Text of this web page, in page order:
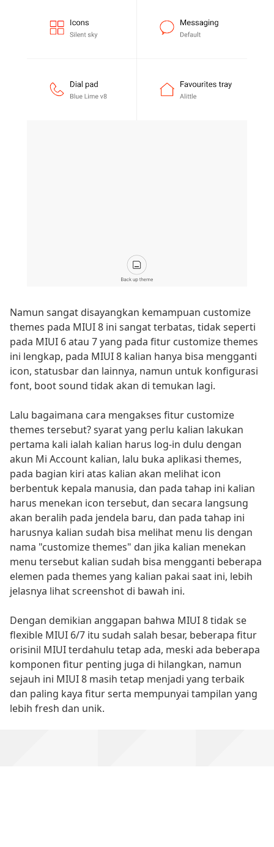
Namun sangat disayangkan kemampuan customize
themes pada MIUI 8 ini sangat terbatas, tidak seperti
pada MIUI 6 atau 7 yang pada fitur customize themes
ini lengkap, pada MIUI 8 kalian hanya bisa mengganti
icon, statusbar dan lainnya, namun untuk konfigurasi
font, boot sound tidak akan di temukan lagi.
Lalu bagaimana cara mengakses fitur customize
themes tersebut? syarat yang perlu kalian lakukan
pertama kali ialah kalian harus log-in dulu dengan
akun Mi Account kalian, lalu buka aplikasi themes,
pada bagian kiri atas kalian akan melihat icon
berbentuk kepala manusia, dan pada tahap ini kalian
harus menekan icon tersebut, dan secara langsung
akan beralih pada jendela baru, dan pada tahap ini
harusnya kalian sudah bisa melihat menu lis dengan
nama "customize themes" dan jika kalian menekan
menu tersebut kalian sudah bisa mengganti beberapa
elemen pada themes yang kalian pakai saat ini, lebih
jelasnya lihat screenshot di bawah ini.
Dengan demikian anggapan bahwa MIUI 8 tidak se
flexible MIUI 6/7 itu sudah salah besar, beberapa fitur
orisinil MIUI terdahulu tetap ada, meski ada beberapa
komponen fitur penting juga di hilangkan, namun
sejauh ini MIUI 8 masih tetap menjadi yang terbaik
dan paling kaya fitur serta mempunyai tampilan yang
lebih fresh dan unik.